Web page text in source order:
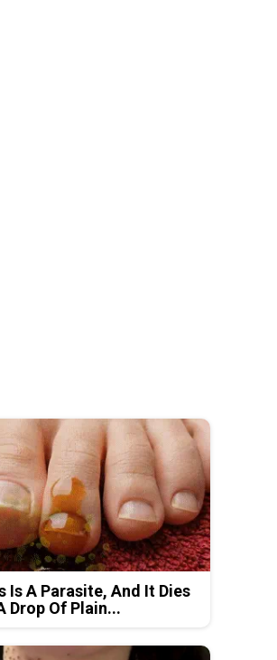
Is A Parasite, And It Dies
Drop Of Plain...